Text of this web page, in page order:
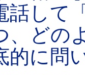
話して
、どの
的に問